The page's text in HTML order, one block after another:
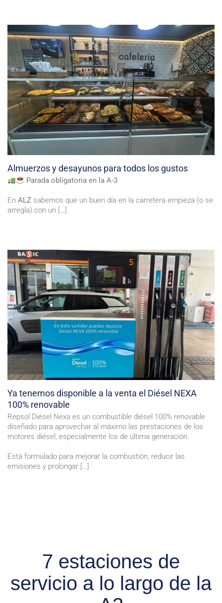
Almuerzos y desayunos para todos los gustos
Parada obligatoria en la A-3
En ALZ sabemos que un buen día en la carretera empieza (o se
arregla) con un […]
Ya tenemos disponible a la venta el Diésel NEXA
100% renovable
Repsol Diésel Nexa es un combustible diésel 100% renovable
diseñado para aprovechar al máximo las prestaciones de los
motores diésel, especialmente los de última generación.
Está formulado para mejorar la combustión, reducir las
emisiones y prolongar […]
7 estaciones de
servicio a lo largo de la